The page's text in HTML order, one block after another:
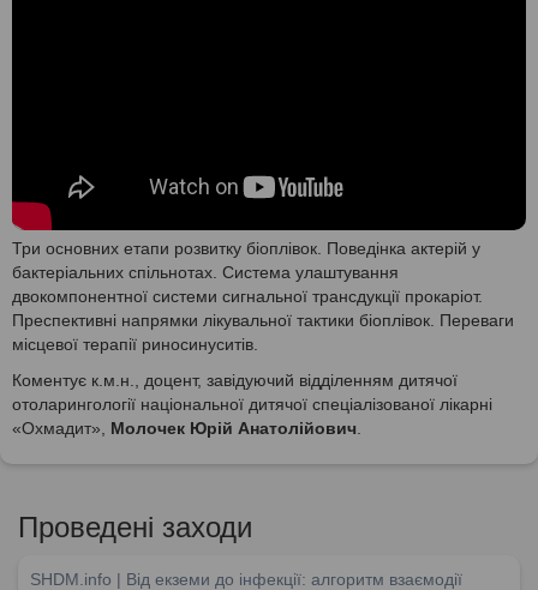
Три основних етапи розвитку біоплівок. Поведінка актерій у
бактеріальних спільнотах. Система улаштування
двокомпонентної системи сигнальної трансдукції прокаріот.
Преспективні напрямки лікувальної тактики біоплівок. Переваги
місцевої терапії риносинуситів.
Коментує к.м.н., доцент, завідуючий відділенням дитячої
отоларингології національної дитячої спеціалізованої лікарні
«Охмадит», Молочек Юрій Анатолійович
Проведені заходи
SHDM.info | Від екземи до інфекції: алгоритм взаємодії